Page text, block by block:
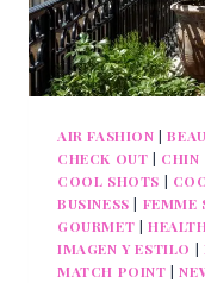
AIR FASHION |
CHECK OUT | CHIN
COOL SHOTS |
BUSINESS | FEMME
GOURMET |
IMAGEN Y ESTILO |
MATCH POINT |